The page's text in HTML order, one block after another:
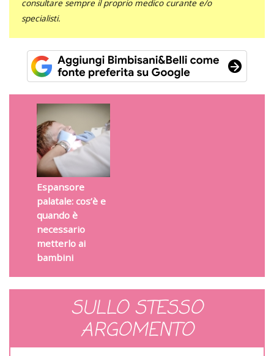
consultare sempre il proprio medico curante e/o
specialisti.
Espansore
palatale: cos’è e
quando è
necessario
metterlo ai
bambini
SULLO STESSO
ARGOMENTO